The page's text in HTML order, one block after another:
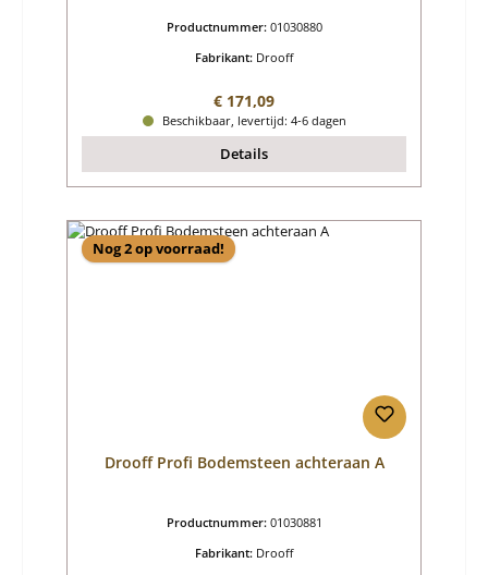
Productnummer: 01030880
Fabrikant: Drooff
Normale prijs:
€ 171,09
Beschikbaar, levertijd: 4-6 dagen
Details
Nog 2 op voorraad!
Drooff Profi Bodemsteen achteraan A
Productnummer: 01030881
Fabrikant: Drooff